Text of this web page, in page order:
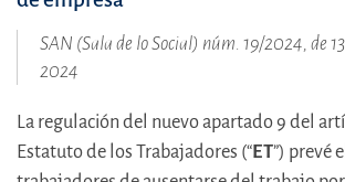
SAN (Sala de lo Social) núm. 19/2024, de
2024
La regulación del nuevo apartado 9 del
Estatuto de los Trabajadores (“ET”) prevé